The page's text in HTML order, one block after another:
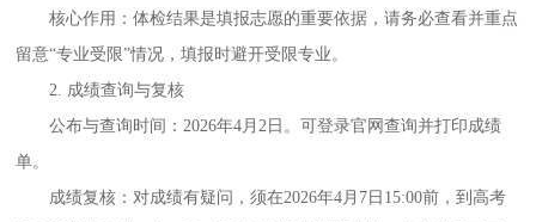
核心作用：体检结果是填报志愿的重要依据，请务必查看并重点
留意“专业受限”情况，填报时避开受限专业。
2. 成绩查询与复核
公布与查询时间：2026年4月2日。可登录官网查询并打印成绩
单。
成绩复核：对成绩有疑问，须在2026年4月7日15:00前，到高考